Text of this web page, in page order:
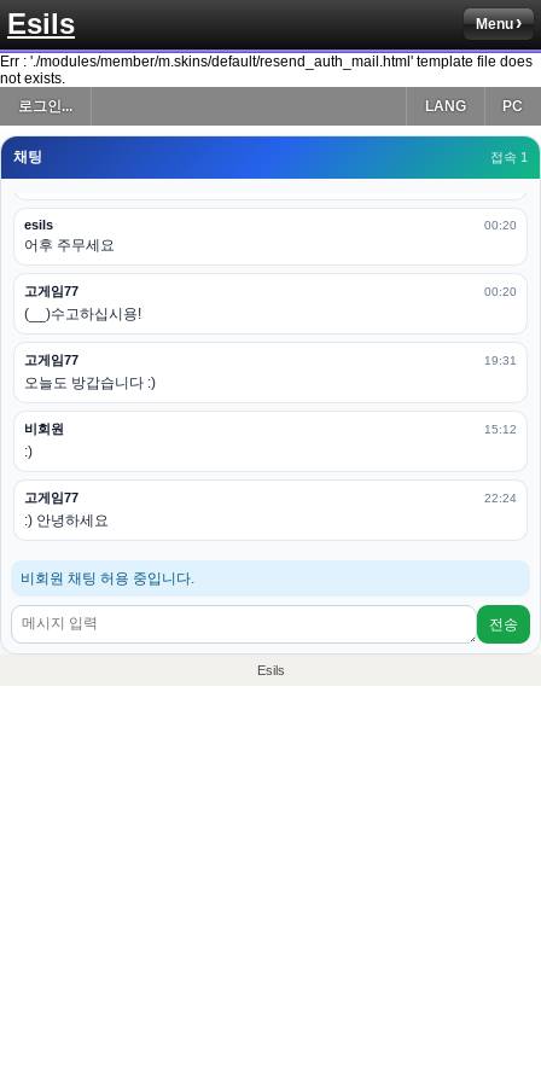
Esils Menu
Err : './modules/member/m.skins/default/resend_auth_mail.html' template file does
not exists.
로그인...
PC
LANG
채팅 접속 1
esils 00:19
다 펼쳐두면 너무길어서 ..
esils 00:19
모바일로 보는데도 좀 불편하더라구요
고게임77 00:19
아 ㅋㅋ 내일도 심심하면 들리겠습니다. 벌써 12시가 넘었었네요
esils 00:20
어후 주무세요
고게임77 00:20
(__)수고하십시용!
고게임77 19:31
오늘도 방갑습니다 :)
비회원 15:12
:)
고게임77 22:24
:) 안녕하세요
비회원 채팅 허용 중입니다.
전송
Esils